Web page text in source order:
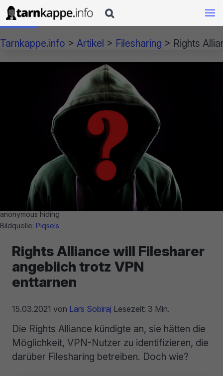

Tarnkappe.info > Artikel > Filesharing > Rights
anonymous hiding
Bildquelle: Piqsels
Rights Alliance will Filesharer
angeblich trotz VPN
enttarnen
15.03.2021 von Lars Sobiraj Lesezeit: 3 Min.
Die Rights Alliance kündigte an, sie hätten die
Möglichkeit, VPN-Nutzer zu identifizieren, die
darüber Filesharing betreiben. Doch wie?